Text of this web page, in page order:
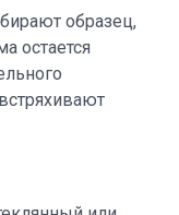
образец,
остается